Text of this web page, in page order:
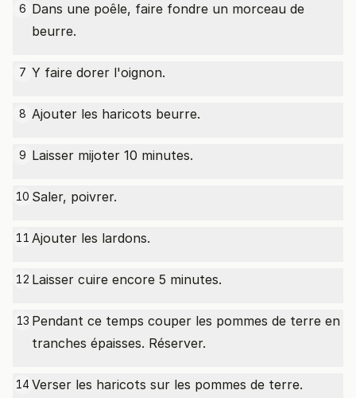
6 Dans une poêle, faire fondre un morceau de
beurre.
7 Y faire dorer l'oignon.
8 Ajouter les haricots beurre.
9 Laisser mijoter 10 minutes.
10 Saler, poivrer.
11 Ajouter les lardons.
12 Laisser cuire encore 5 minutes.
13 Pendant ce temps couper les pommes de terre en
tranches épaisses. Réserver.
14 Verser les haricots sur les pommes de terre.